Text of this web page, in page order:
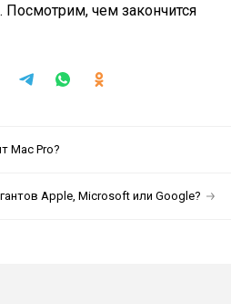
чем закончится
Mac Pro?
Apple, Microsoft или Google?